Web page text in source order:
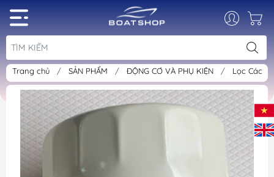
Trang chủ / SẢN PHẨM / ĐỘNG CƠ VÀ PHỤ KIỆN / Lọc Các